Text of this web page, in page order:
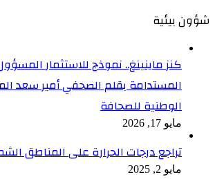
شؤون بيئية
كنز ماينينغ.. نموذج للاستثمار
المستدامة بقلم الصحفي أمير سعد
الوطنية للصحافة
مايو 17, 2026
تراجع درجات الحرارة على المناطق
مايو 2, 2025